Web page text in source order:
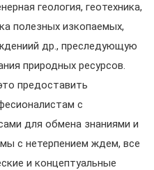
геология, геотехника,
полезных изкопаемых,
др., преследующую
природных ресурсов.
предоставить
с
для обмена знаниями и
с нетерпением ждем, все
и концептуальные